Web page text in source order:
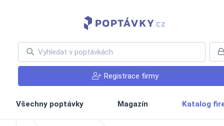
Registrace firmy
Všechny poptávky Magazín Katalog